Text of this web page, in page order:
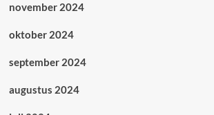
november 2024
oktober 2024
september 2024
augustus 2024